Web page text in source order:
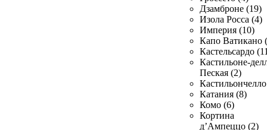
Дзамброне (19)
Изола Росса (4)
Империя (10)
Капо Ватикано
Кастельсардо
Кастильоне-
Пеская (2)
Катания (8)
Комо (6)
Кортина
д’Ампеццо (2)